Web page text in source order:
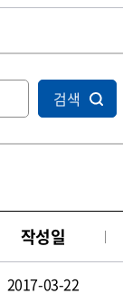
검색
작성일
2017-03-22